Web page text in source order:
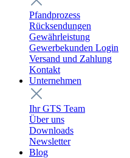
Pfandprozess
Rücksendungen
Gewährleistung
Gewerbekunden Login
Versand und Zahlung
Kontakt
Unternehmen
Ihr GTS Team
Über uns
Downloads
Newsletter
Blog